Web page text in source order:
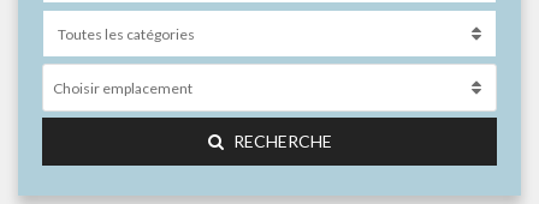
Choisir emplacement
RECHERCHE